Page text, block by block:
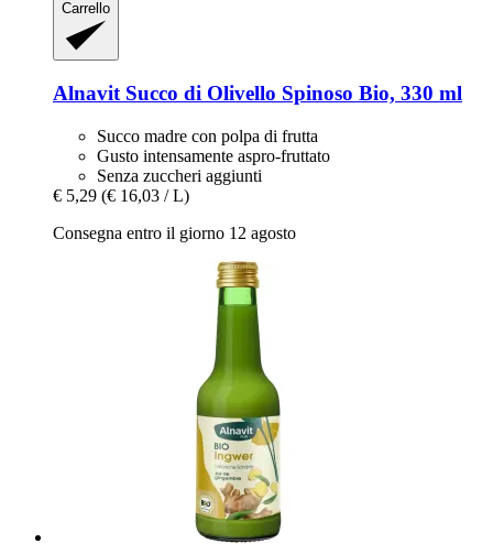
Carrello
Alnavit Succo di Olivello Spinoso Bio, 330 ml
Succo madre con polpa di frutta
Gusto intensamente aspro-fruttato
Senza zuccheri aggiunti
€ 5,29 (€ 16,03 / L)
Consegna entro il giorno 12 agosto